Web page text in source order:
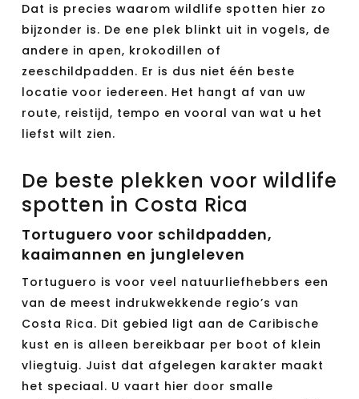
Dat is precies waarom wildlife spotten hier zo
bijzonder is. De ene plek blinkt uit in vogels, de
andere in apen, krokodillen of
zeeschildpadden. Er is dus niet één beste
locatie voor iedereen. Het hangt af van uw
route, reistijd, tempo en vooral van wat u het
liefst wilt zien.
De beste plekken voor wildlife
spotten in Costa Rica
Tortuguero voor schildpadden,
kaaimannen en jungleleven
Tortuguero is voor veel natuurliefhebbers een
van de meest indrukwekkende regio’s van
Costa Rica. Dit gebied ligt aan de Caribische
kust en is alleen bereikbaar per boot of klein
vliegtuig. Juist dat afgelegen karakter maakt
het speciaal. U vaart hier door smalle